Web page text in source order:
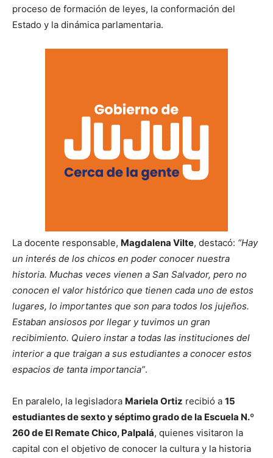
proceso de formación de leyes, la conformación del
Estado y la dinámica parlamentaria.
La docente responsable, Magdalena Vilte, destacó: “Hay
un interés de los chicos en poder conocer nuestra
historia. Muchas veces vienen a San Salvador, pero no
conocen el valor histórico que tienen cada uno de estos
lugares, lo importantes que son para todos los jujeños.
Estaban ansiosos por llegar y tuvimos un gran
recibimiento. Quiero instar a todas las instituciones del
interior a que traigan a sus estudiantes a conocer estos
espacios de tanta importancia”.
En paralelo, la legisladora Mariela Ortiz recibió a 15
estudiantes de sexto y séptimo grado de la Escuela N.º
260 de El Remate Chico, Palpalá, quienes visitaron la
capital con el objetivo de conocer la cultura y la historia